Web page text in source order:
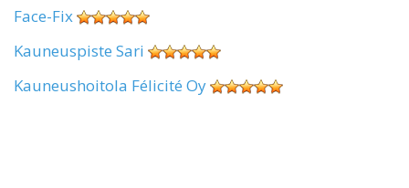
Face-Fix
Kauneuspiste Sari
Kauneushoitola Félicité Oy